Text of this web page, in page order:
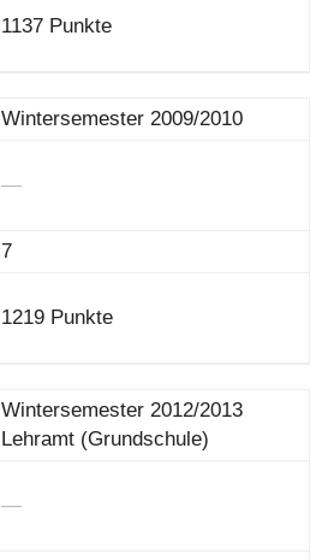
1137 Punkte
Wintersemester 2009/2010
―
7
1219 Punkte
Wintersemester 2012/2013
Lehramt (Grundschule)
―